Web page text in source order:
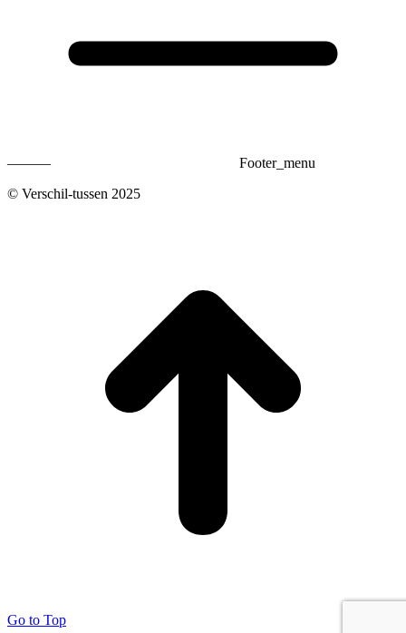
———
Footer_menu
© Verschil-tussen 2025
Go to Top